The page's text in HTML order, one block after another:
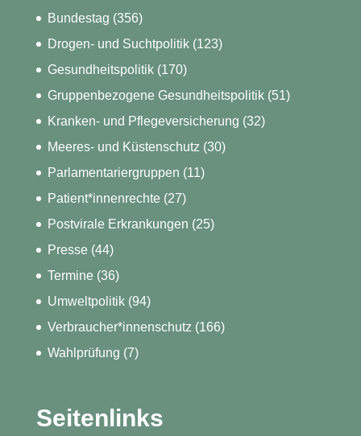
Bundestag (356)
Drogen- und Suchtpolitik(123)
Gesundheitspolitik(170)
Gruppenbezogene Gesundheitspolitik(51)
Kranken- und Pflegeversicherung (32)
Meeres- und Küstenschutz (30)
Parlamentariergruppen (11)
Patient*innenrechte(27)
Postvirale Erkrankungen (25)
Presse(44)
Termine(36)
Umweltpolitik(94)
Verbraucher*innenschutz (166)
Wahlprüfung (7)
Seitenlinks